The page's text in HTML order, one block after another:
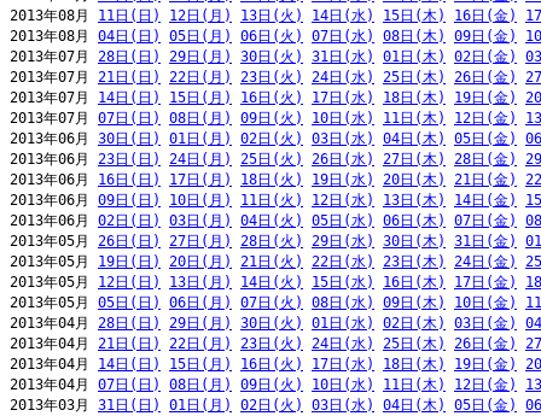
2013年08月 11日(日) 12日(月) 13日(火) 14日(水) 15日(木) 16日(金)
2013年08月 04日(日) 05日(月) 06日(火) 07日(水) 08日(木) 09日(金)
2013年07月 28日(日) 29日(月) 30日(火) 31日(水) 01日(木) 02日(金)
2013年07月 21日(日) 22日(月) 23日(火) 24日(水) 25日(木) 26日(金)
2013年07月 14日(日) 15日(月) 16日(火) 17日(水) 18日(木) 19日(金)
2013年07月 07日(日) 08日(月) 09日(火) 10日(水) 11日(木) 12日(金)
2013年06月 30日(日) 01日(月) 02日(火) 03日(水) 04日(木) 05日(金)
2013年06月 23日(日) 24日(月) 25日(火) 26日(水) 27日(木) 28日(金)
2013年06月 16日(日) 17日(月) 18日(火) 19日(水) 20日(木) 21日(金)
2013年06月 09日(日) 10日(月) 11日(火) 12日(水) 13日(木) 14日(金)
2013年06月 02日(日) 03日(月) 04日(火) 05日(水) 06日(木) 07日(金)
2013年05月 26日(日) 27日(月) 28日(火) 29日(水) 30日(木) 31日(金)
2013年05月 19日(日) 20日(月) 21日(火) 22日(水) 23日(木) 24日(金)
2013年05月 12日(日) 13日(月) 14日(火) 15日(水) 16日(木) 17日(金)
2013年05月 05日(日) 06日(月) 07日(火) 08日(水) 09日(木) 10日(金)
2013年04月 28日(日) 29日(月) 30日(火) 01日(水) 02日(木) 03日(金)
2013年04月 21日(日) 22日(月) 23日(火) 24日(水) 25日(木) 26日(金)
2013年04月 14日(日) 15日(月) 16日(火) 17日(水) 18日(木) 19日(金)
2013年04月 07日(日) 08日(月) 09日(火) 10日(水) 11日(木) 12日(金)
2013年03月 31日(日) 01日(月) 02日(火) 03日(水) 04日(木) 05日(金)